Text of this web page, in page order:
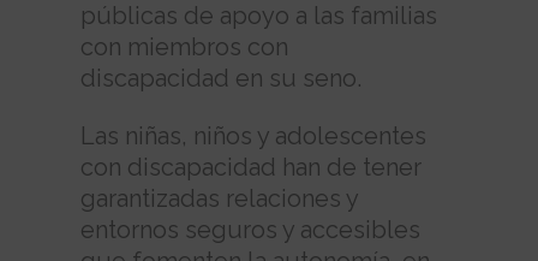
públicas de apoyo a las familias
con miembros con
discapacidad en su seno.
Las niñas, niños y adolescentes
con discapacidad han de tener
garantizadas relaciones y
entornos seguros y accesibles